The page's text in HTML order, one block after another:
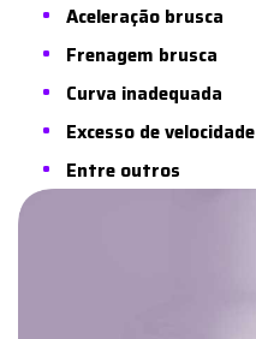
Aceleração brusca
Frenagem brusca
Curva inadequada
Excesso de velocidade
Entre outros